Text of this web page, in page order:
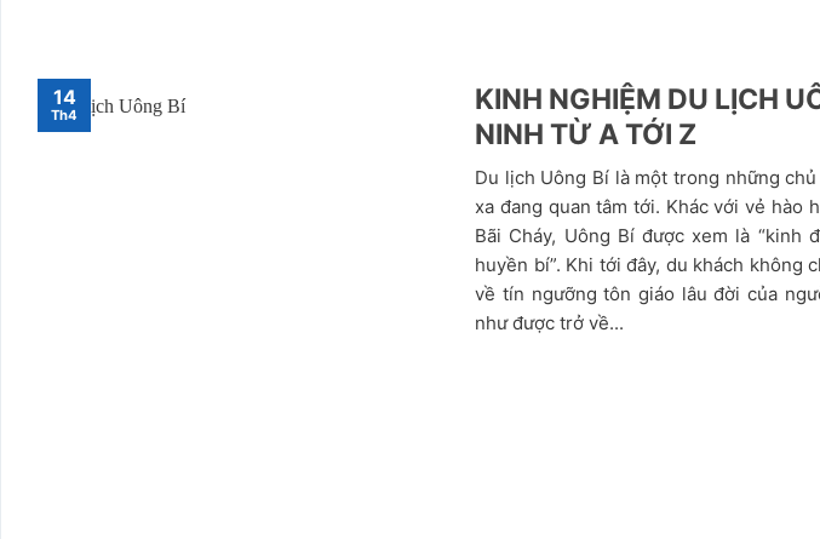
KINH NGHIỆM DU LỊCH
NINH TỪ A TỚI Z
Du lịch Uông Bí là một trong những
xa đang quan tâm tới. Khác với vẻ hào
Bãi Cháy, Uông Bí được xem là “kinh
huyền bí”. Khi tới đây, du khách không
về tín ngưỡng tôn giáo lâu đời của
như được trở về...
14
Th4